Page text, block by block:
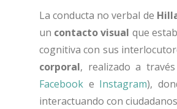
La conducta no verbal de
un contacto visual que
cognitiva con sus
corporal, realizado a
Facebook e Instagram),
interactuando con